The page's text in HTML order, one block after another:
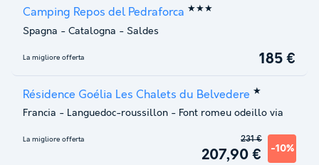
Camping Repos del Pedraforca ★★★
Spagna - Catalogna - Saldes
La migliore offerta 185 €
Résidence Goélia Les Chalets du Belvedere ★
Francia - Languedoc-roussillon - Font romeu odeillo via
La migliore offerta
207,90 € -10%
231 €